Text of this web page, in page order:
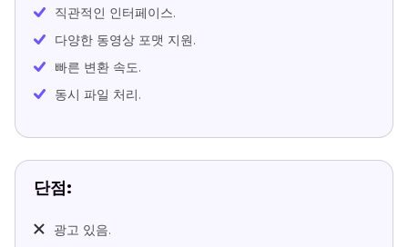
직관적인 인터페이스.
다양한 동영상 포맷 지원.
빠른 변환 속도.
동시 파일 처리.
단점:
광고 있음.